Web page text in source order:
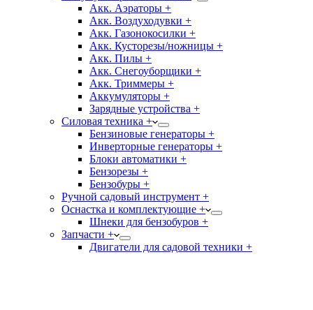
Акк. Аэраторы +
Акк. Воздуходувки +
Акк. Газонокосилки +
Акк. Кусторезы/ножницы +
Акк. Пилы +
Акк. Снегоуборщики +
Акк. Триммеры +
Аккумуляторы +
Зарядные устройства +
Силовая техника +
Бензиновые генераторы +
Инверторные генераторы +
Блоки автоматики +
Бензорезы +
Бензобуры +
Ручной садовый инструмент +
Оснастка и комплектующие +
Шнеки для бензобуров +
Запчасти +
Двигатели для садовой техники +